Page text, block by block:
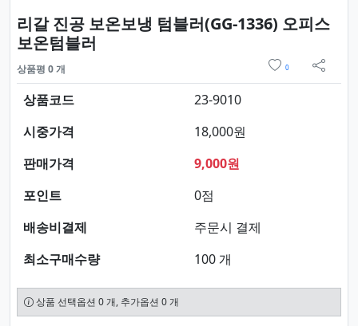
리갈 진공 보온보냉 텀블러(GG-1336) 오피스
보온텀블러
상품평 0 개 0
sns 공
상품코드
23-9010
시중가격
18,000원
판매가격
9,000원
포인트
0점
배송비결제
주문시 결제
최소구매수량
100 개
상품 선택옵션 0 개, 추가옵션 0 개